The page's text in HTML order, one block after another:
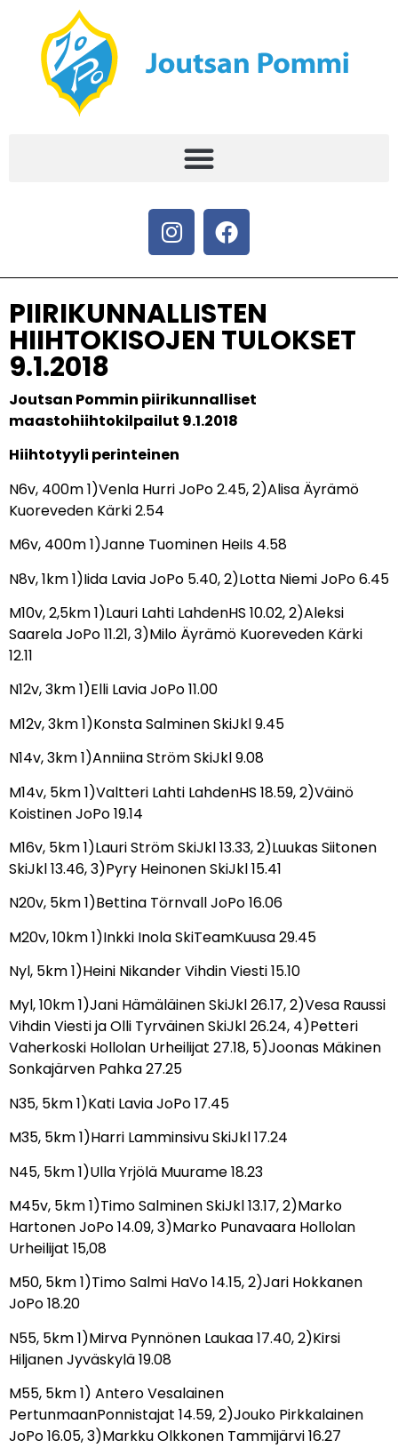
PIIRIKUNNALLISTEN
HIIHTOKISOJEN TULOKSET
9.1.2018
Joutsan Pommin piirikunnalliset
maastohiihtokilpailut 9.1.2018
Hiihtotyyli perinteinen
N6v, 400m 1)Venla Hurri JoPo 2.45, 2)Alisa Äyrämö
Kuoreveden Kärki 2.54
M6v, 400m 1)Janne Tuominen HeiIs 4.58
N8v, 1km 1)Iida Lavia JoPo 5.40, 2)Lotta Niemi JoPo 6.45
M10v, 2,5km 1)Lauri Lahti LahdenHS 10.02, 2)Aleksi
Saarela JoPo 11.21, 3)Milo Äyrämö Kuoreveden Kärki
12.11
N12v, 3km 1)Elli Lavia JoPo 11.00
M12v, 3km 1)Konsta Salminen SkiJkl 9.45
N14v, 3km 1)Anniina Ström SkiJkl 9.08
M14v, 5km 1)Valtteri Lahti LahdenHS 18.59, 2)Väinö
Koistinen JoPo 19.14
M16v, 5km 1)Lauri Ström SkiJkl 13.33, 2)Luukas Siitonen
SkiJkl 13.46, 3)Pyry Heinonen SkiJkl 15.41
N20v, 5km 1)Bettina Törnvall JoPo 16.06
M20v, 10km 1)Inkki Inola SkiTeamKuusa 29.45
Nyl, 5km 1)Heini Nikander Vihdin Viesti 15.10
Myl, 10km 1)Jani Hämäläinen SkiJkl 26.17, 2)Vesa Raussi
Vihdin Viesti ja Olli Tyrväinen SkiJkl 26.24, 4)Petteri
Vaherkoski Hollolan Urheilijat 27.18, 5)Joonas Mäkinen
Sonkajärven Pahka 27.25
N35, 5km 1)Kati Lavia JoPo 17.45
M35, 5km 1)Harri Lamminsivu SkiJkl 17.24
N45, 5km 1)Ulla Yrjölä Muurame 18.23
M45v, 5km 1)Timo Salminen SkiJkl 13.17, 2)Marko
Hartonen JoPo 14.09, 3)Marko Punavaara Hollolan
Urheilijat 15,08
M50, 5km 1)Timo Salmi HaVo 14.15, 2)Jari Hokkanen
JoPo 18.20
N55, 5km 1)Mirva Pynnönen Laukaa 17.40, 2)Kirsi
Hiljanen Jyväskylä 19.08
M55, 5km 1) Antero Vesalainen
PertunmaanPonnistajat 14.59, 2)Jouko Pirkkalainen
JoPo 16.05, 3)Markku Olkkonen Tammijärvi 16.27